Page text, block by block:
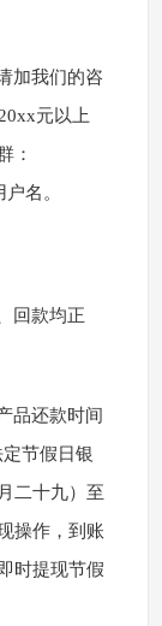
加我们的咨
元以上
：
名。
回款均正
品还款时间
节假日银
二十九）至
操作，到账
时提现节假